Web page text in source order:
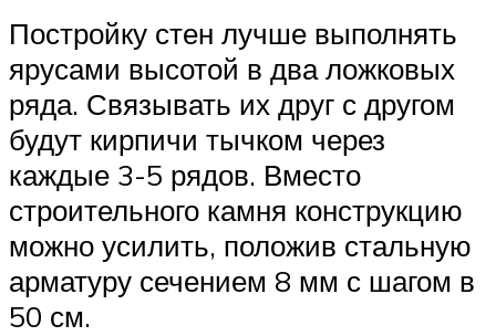
Постройку стен лучше выполнять
ярусами высотой в два ложковых
ряда. Связывать их друг с другом
будут кирпичи тычком через
каждые 3-5 рядов. Вместо
строительного камня конструкцию
можно усилить, положив стальную
арматуру сечением 8 мм с шагом в
50 см.